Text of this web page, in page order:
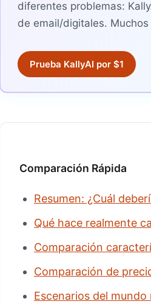
diferentes problemas:
de email/digitales.
Prueba KallyAI por $1
Comparación Rápida
Resumen: ¿Cuál
Qué hace realmente
Comparación
Comparación de
Escenarios del mundo